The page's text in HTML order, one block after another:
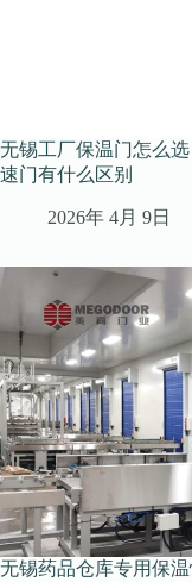
无锡工厂保温门怎么
速门有什么区别
2026年 4月 9日
无锡药品仓库专用保